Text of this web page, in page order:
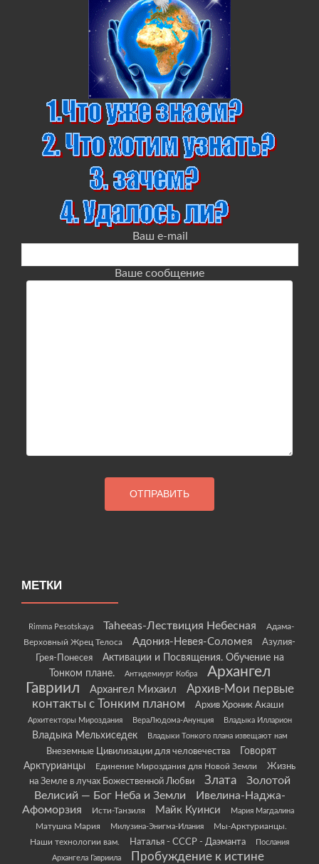
Ваш e-mail
Ваше сообщение
МЕТКИ
Rimma Pesotskaya Taheeas-Лествиция Небесная
Адама-
Верховный Жрец Телоса
Адония-Невея-Соломея
Азулия-
Грея-Понесея
Активации и Посвящения. Обучение на
Тонком плане.
Антидемиург Кобра
Архангел
Гавриил
Архангел Михаил
Архив-Мои первые
контакты с Тонким планом
Архив Хроник Акаши
Архитекторы Мироздания ВераЛюдома-Анунция Владыка Илларион
Владыка Мельхиседек Владыки Тонкого плана извещают нам
Внеземные Цивилизации для человечества
Говорят
Арктурианцы
Единение Мироздания для Новой Земли
Жизнь
на Земле в лучах Божественной Любви
Злата
Золотой
Велисий — Бог Неба и Земли
Ивелина-Наджа-
Афоморзия
Исти-Танзиля Майк Куинси Мария Магдалина
Матушка Мария Милузина-Энигма-Илания
Мы-Арктурианцы.
Наши технологии вам.
Наталья - СССР - Даэманта
Послания
Архангела Гавриила
Пробуждение к истине